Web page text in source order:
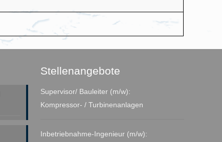
Stellenangebote
Supervisor/ Bauleiter (m/w):
Kompressor- / Turbinenanlagen
Inbetriebnahme-Ingenieur (m/w):